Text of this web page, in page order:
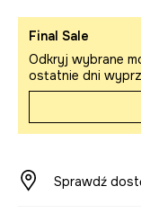
Final Sale
Odkryj wybrane
ostatnie dni
Sprawdź